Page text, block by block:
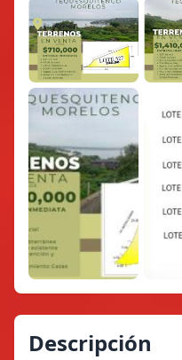
Descripción